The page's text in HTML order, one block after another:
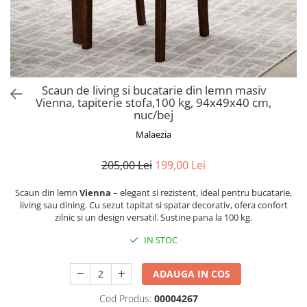
Saltele Pocket
Saltele cu arcuri impachetate
individual
Saltele Memory Pocket
Saltele Memory Foam
Saltele Memory Pocket
Saltele cu plasa arcuri
Saltele cu spuma poliuretanica
Saltele Latex
Saltele Memory
Saltele 140x200
Saltele 180x200
Noptiere
Paturi
Seturi de pat si saltea
Masute de toaleta
Mobilier living
Scaune pentru living
Seturi comode living si vitrine
Set mese plus scaune
Mobilier birou
Scaune ergonomice
Scaune pentru birou
Scaune pentru vizitatori
Scaune birou
Scaune profesionale
Scaune Lemn
Scaune birou copii
Scaune resigilate
Scaune terasa si outdoor
Scaun de living si bucatarie din lemn masiv
Vienna, tapiterie stofa,100 kg, 94x49x40 cm,
nuc/bej
Malaezia
205,00 Lei 199,00 Lei
Scaun din lemn Vienna – elegant si rezistent, ideal pentru bucatarie,
living sau dining. Cu sezut tapitat si spatar decorativ, ofera confort
zilnic si un design versatil. Sustine pana la 100 kg.
IN STOC
ADAUGA IN COS
Cod Produs: 00004267